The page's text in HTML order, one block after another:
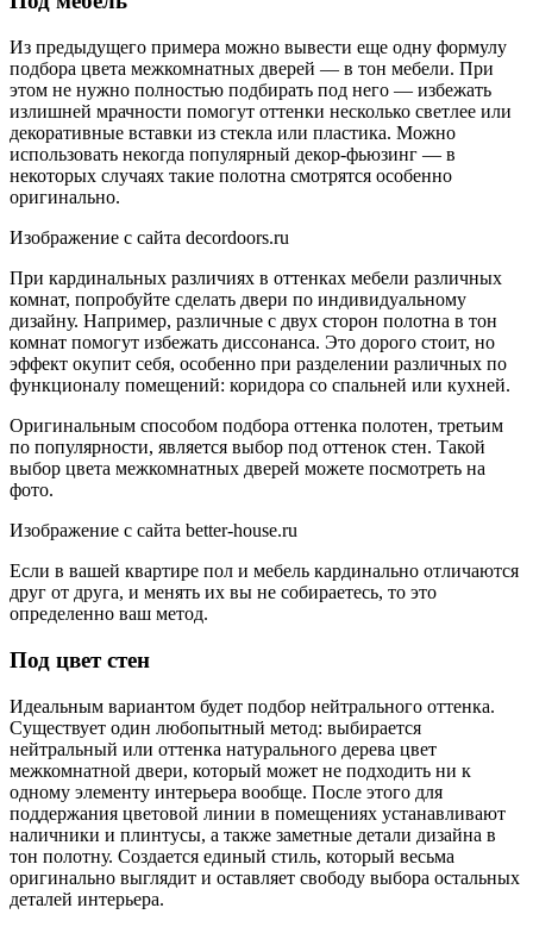
Из предыдущего примера можно вывести еще одну формулу
подбора цвета межкомнатных дверей — в тон мебели. При
этом не нужно полностью подбирать под него — избежать
излишней мрачности помогут оттенки несколько светлее или
декоративные вставки из стекла или пластика. Можно
использовать некогда популярный декор-фьюзинг — в
некоторых случаях такие полотна смотрятся особенно
оригинально.
Изображение с сайта decordoors.ru
При кардинальных различиях в оттенках мебели различных
комнат, попробуйте сделать двери по индивидуальному
дизайну. Например, различные с двух сторон полотна в тон
комнат помогут избежать диссонанса. Это дорого стоит, но
эффект окупит себя, особенно при разделении различных по
функционалу помещений: коридора со спальней или кухней.
Оригинальным способом подбора оттенка полотен, третьим
по популярности, является выбор под оттенок стен. Такой
выбор цвета межкомнатных дверей можете посмотреть на
фото.
Изображение с сайта better-house.ru
Если в вашей квартире пол и мебель кардинально отличаются
друг от друга, и менять их вы не собираетесь, то это
определенно ваш метод.
Под цвет стен
Идеальным вариантом будет подбор нейтрального оттенка.
Существует один любопытный метод: выбирается
нейтральный или оттенка натурального дерева цвет
межкомнатной двери, который может не подходить ни к
одному элементу интерьера вообще. После этого для
поддержания цветовой линии в помещениях устанавливают
наличники и плинтусы, а также заметные детали дизайна в
тон полотну. Создается единый стиль, который весьма
оригинально выглядит и оставляет свободу выбора остальных
деталей интерьера.